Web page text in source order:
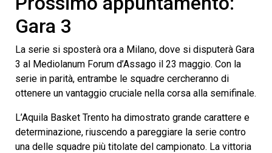
Gara 3
La serie si sposterà ora a Milano, dove si disputerà Gara
3 al Mediolanum Forum d’Assago il 23 maggio. Con la
serie in parità, entrambe le squadre cercheranno di
ottenere un vantaggio cruciale nella corsa alla semifinale.
L’Aquila Basket Trento ha dimostrato grande carattere e
determinazione, riuscendo a pareggiare la serie contro
una delle squadre più titolate del campionato. La vittoria